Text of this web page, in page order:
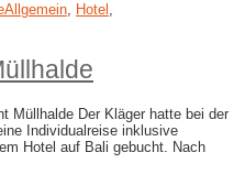
Allgemein, Hotel ,
Müllhalde Der Kläger hatte bei der
Individualreise inklusive
Hotel auf Bali gebucht. Nach